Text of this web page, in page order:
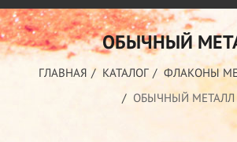
ОБЫЧНЫЙ
ГЛАВНАЯ КАТАЛОГ
ФЛАКОНЫ
ОБЫЧНЫЙ МЕТАЛЛ